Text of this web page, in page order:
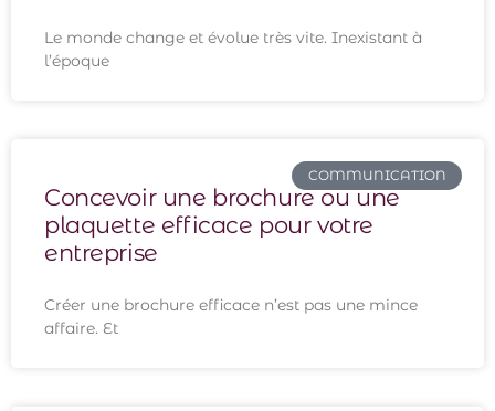
Le monde change et évolue très vite. Inexistant à
l’époque
COMMUNICATION
Concevoir une brochure ou une
plaquette efficace pour votre
entreprise
Créer une brochure efficace n’est pas une mince
affaire. Et